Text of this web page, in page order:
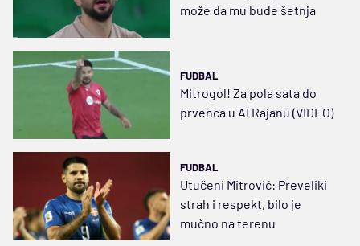
može da mu bude šetnja
FUDBAL
Mitrogol! Za pola sata do
prvenca u Al Rajanu (VIDEO)
FUDBAL
Utučeni Mitrović: Preveliki
strah i respekt, bilo je
mučno na terenu